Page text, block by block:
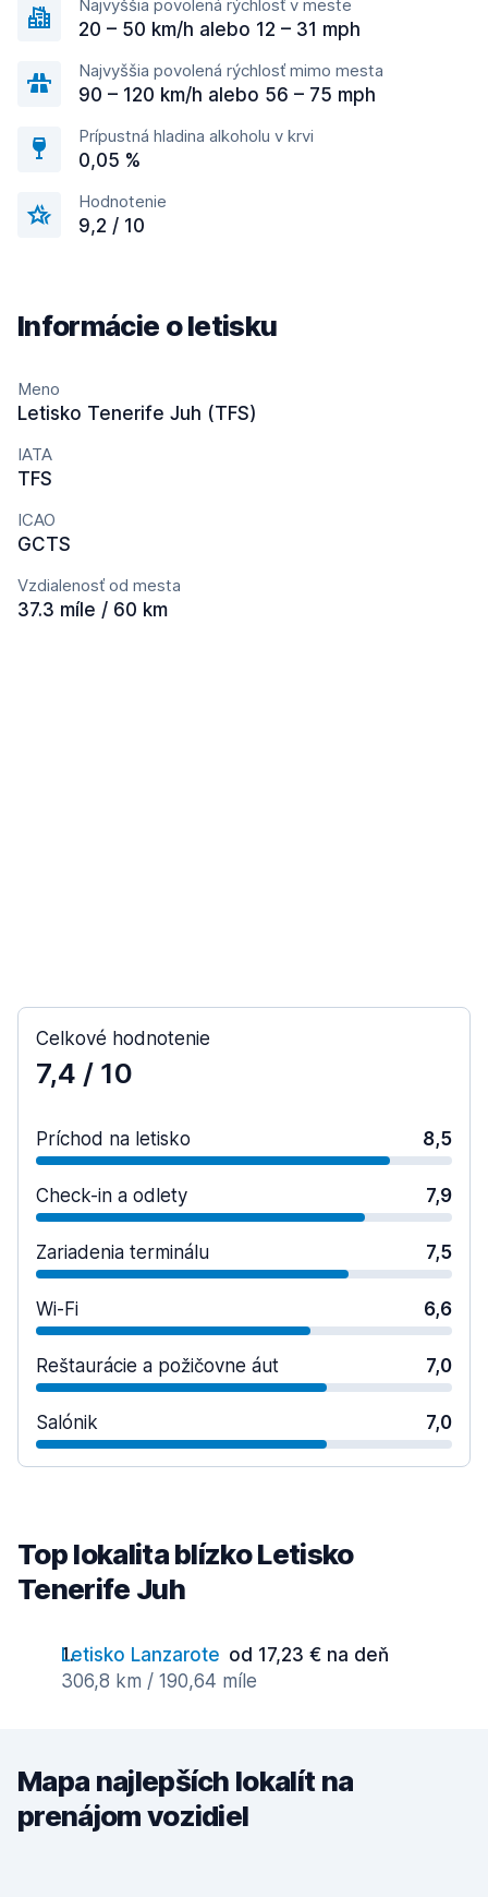
Najvyššia povolená rýchlosť v meste
20 – 50 km/h alebo 12 – 31 mph
Najvyššia povolená rýchlosť mimo mesta
90 – 120 km/h alebo 56 – 75 mph
Prípustná hladina alkoholu v krvi
0,05 %
Hodnotenie
9,2 / 10
Informácie o letisku
Meno
Letisko Tenerife Juh (TFS)
IATA
TFS
ICAO
GCTS
Vzdialenosť od mesta
37.3 míle / 60 km
Celkové hodnotenie
7,4 / 10
Príchod na letisko 8,5
Check-in a odlety 7,9
Zariadenia terminálu 7,5
Wi-Fi 6,6
Reštaurácie a požičovne áut 7,0
Salónik 7,0
Top lokalita blízko Letisko
Tenerife Juh
Letisko Lanzarote od 17,23 € na deň
306,8 km / 190,64 míle
Mapa najlepších lokalít na
prenájom vozidiel